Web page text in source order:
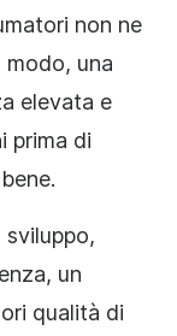
non ne
modo, una
elevata e
prima di
sviluppo,
un
qualità di